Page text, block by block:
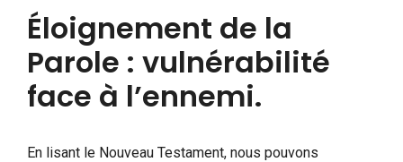
Éloignement de la
Parole : vulnérabilité
face à l’ennemi.
En lisant le Nouveau Testament, nous pouvons